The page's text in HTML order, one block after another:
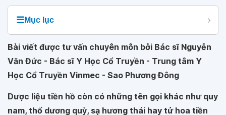
☰Mục lục
Bài viết được tư vấn chuyên môn bởi Bác sĩ Nguyễn
Văn Đức - Bác sĩ Y Học Cổ Truyền - Trung tâm Y
Học Cổ Truyền Vinmec - Sao Phương Đông
Dược liệu tiền hồ còn có những tên gọi khác như quy
nam, thổ dương quỳ, sạ hương thái hay tử hoa tiền